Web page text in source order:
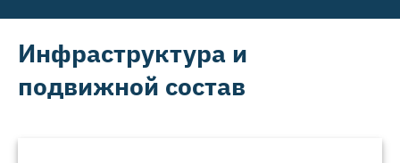
Инфраструктура и
подвижной состав